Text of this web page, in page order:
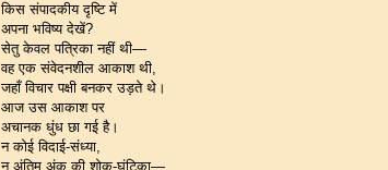
किस संपादकीय दृष्टि में
अपना भविष्य देखें?
सेतु केवल पत्रिका नहीं थी—
वह एक संवेदनशील आकाश थी,
जहाँ विचार पक्षी बनकर उड़ते थे।
आज उस आकाश पर
अचानक धुंध छा गई है।
न कोई विदाई-संध्या,
न अंतिम अंक की शोक-घंटिका—